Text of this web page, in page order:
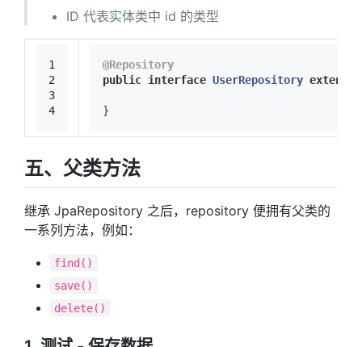
ID 代表实体类中 id 的类型
1
2
3
4
@Repository
public interface UserRepository extends
}
五、父类方法
继承 JpaRepository 之后，repository 便拥有父类的
一系列方法，例如：
find()
save()
delete()